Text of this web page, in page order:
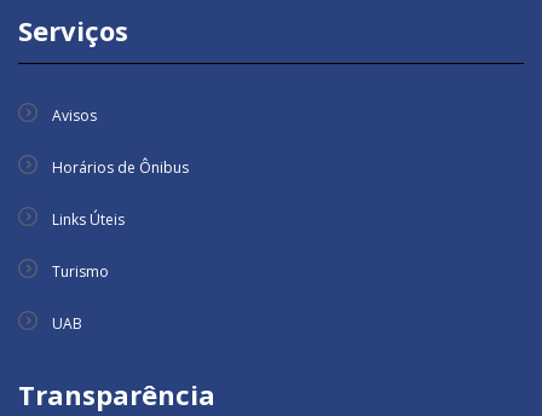
Serviços
Avisos
Horários de Ônibus
Links Úteis
Turismo
UAB
Transparência